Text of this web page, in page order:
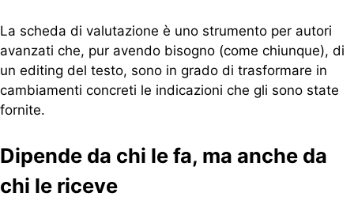
La scheda di valutazione è uno strumento per autori
avanzati che, pur avendo bisogno (come chiunque), di
un editing del testo, sono in grado di trasformare in
cambiamenti concreti le indicazioni che gli sono state
fornite.
Dipende da chi le fa, ma anche da
chi le riceve